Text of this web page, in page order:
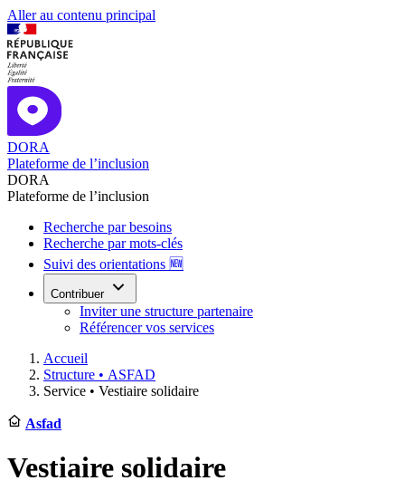
Aller au contenu principal
DORA
Plateforme de l’inclusion
DORA
Plateforme de l’inclusion
Recherche par besoins
Recherche par mots-clés
Suivi des orientations 🆕
Contribuer
Inviter une structure partenaire
Référencer vos services
Accueil
Structure • ASFAD
Service • Vestiaire solidaire
Asfad
Vestiaire solidaire